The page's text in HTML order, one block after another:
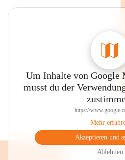
Um Inhalte von Google
musst du der
https://
Mehr
Akzeptieren und
Ablehnen